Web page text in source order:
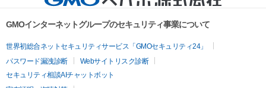
GMOインターネットグループのセキュリティ事業について
世界初総合ネットセキュリティサービス「GMOセキュリティ24」
パスワード漏洩診断
Webサイトリスク診断
セキュリティ相談AIチャットボット